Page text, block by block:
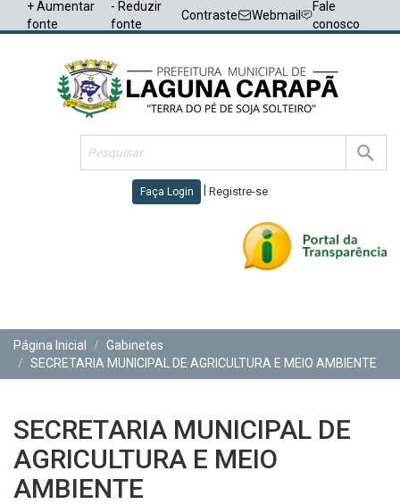
+ Aumentar
fonte
- Reduzir
fonte
Contraste Webmail
Fale
conosco
Faça Login Registre-se
Página Inicial
Gabinetes
SECRETARIA MUNICIPAL DE AGRICULTURA E MEIO AMBIENTE
SECRETARIA MUNICIPAL DE
AGRICULTURA E MEIO
AMBIENTE